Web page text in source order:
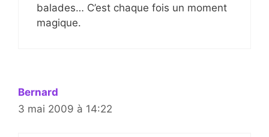
balades… C’est chaque fois un moment
magique.
Bernard
3 mai 2009 à 14:22